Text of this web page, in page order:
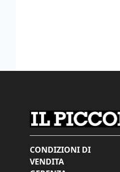
CONDIZIONI DI
VENDITA